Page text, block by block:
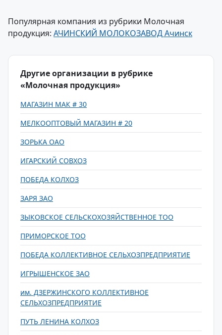
Популярная компания из рубрики Молочная
продукция: АЧИНСКИЙ МОЛОКОЗАВОД Ачинск
Другие организации в рубрике
«Молочная продукция»
МАГАЗИН МАК # 30
МЕЛКООПТОВЫЙ МАГАЗИН # 20
ЗОРЬКА ОАО
ИГАРСКИЙ СОВХОЗ
ПОБЕДА КОЛХОЗ
ЗАРЯ ЗАО
ЗЫКОВСКОЕ СЕЛЬСКОХОЗЯЙСТВЕННОЕ ТОО
ПРИМОРСКОЕ ТОО
ПОБЕДА КОЛЛЕКТИВНОЕ СЕЛЬХОЗПРЕДПРИЯТИЕ
ИГРЫШЕНСКОЕ ЗАО
им. ДЗЕРЖИНСКОГО КОЛЛЕКТИВНОЕ
СЕЛЬХОЗПРЕДПРИЯТИЕ
ПУТЬ ЛЕНИНА КОЛХОЗ